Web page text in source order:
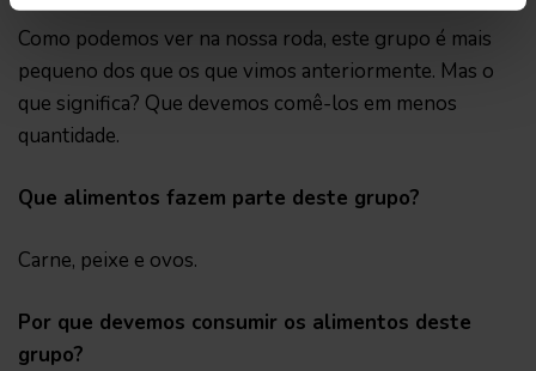
Como podemos ver na nossa roda, este grupo é mais
pequeno dos que os que vimos anteriormente. Mas o
que significa? Que devemos comê-los em menos
quantidade.
Que alimentos fazem parte deste grupo?
Carne, peixe e ovos.
Por que devemos consumir os alimentos deste
grupo?